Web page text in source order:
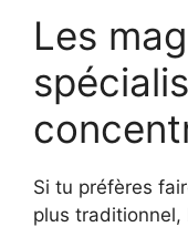
Les
Si tu préfères
plus traditionnel,